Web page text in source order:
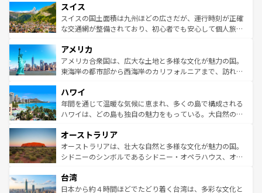
れる地方に足を運ぶとそれぞれで全く異なる文化を体験で
きるだろう。 なお、新着のフランス情報はコンテンツ一覧
を参照してほしい。
は、お酒好きな人にはぜひ体験してほしい。 なお、新着の
ドイツ情報はコンテンツ一覧を参照してほしい。
リアごとに異なる魅力がある。また、優雅なアフタヌーン
ティー、ビール好きにはたまらない英国パブ、サッカー観
戦など、本場だからこそできる体験も豊富。イギリスを旅
ンツ一覧を参照してほしい。
スイス
スイスの国土面積は九州ほどの広さだが、運行時刻が正確
な交通網が整備されており、初心者でも安心して個人旅行
の建物がそのまま残る町や、スイスならではのユニークな
博物館もあり、アルプス観光だけでなく町歩きも満喫する
ことができる。国民の所得が高いため物価も高いが、旅行
ば市内交通費無料で観光を楽しむこともできる。 なお、新
着のスイス情報はコンテンツ一覧 を参照してほしい。
アメリカ
アメリカ合衆国は、広大な土地と多様な文化が魅力の国。
東海岸の都市部から西海岸のカリフォルニアまで、訪れる
のような巨大都市は、観光、ショッピング、エンターテイ
ンメントが詰まった刺激的なスポットだ。一方、アメリカ
西部には大自然が広がり、グランドキャニオンやイエロー
部のニューオーリンズでは、音楽と美食が融合した独特の
文化が魅力。旅行者はアメリカの各地域で異なる魅力を楽
しみながら、その多様性と豊かな歴史を感じることができ
ならではの贅沢な旅のスタイルだ。 なお、新着のアメリカ
情報はコンテンツ一覧を参照してほしい。
ハワイ
年間を通じて温暖な気候に恵まれ、多くの島で構成される
ハワイは、どの島も独自の魅力をもっている。大自然の神
ワイ島は見逃せない。また、定番の観光地といえばオアフ
島だが、静かな自然を求めるならマウイ島やカウアイ島が
おすすめ。エメラルドグリーンに輝く海をはじめ、豊かな
れるおもてなしの心で訪れる人々を迎えてくれるハワイの
人々、おいしいローカルフードやハワイアンミュージッ
オーストラリア
オーストラリアは、壮大な自然と多様な文化が魅力の国。
シドニーのシンボルであるシドニー・オペラハウス、オー
リアリーフや大陸中央部にそびえるウルル（エアーズロッ
ク）、タスマニアの美しい原生林やケアンズの熱帯雨林な
台湾
日本から約４時間ほどでたどり着く台湾は、多彩な文化と